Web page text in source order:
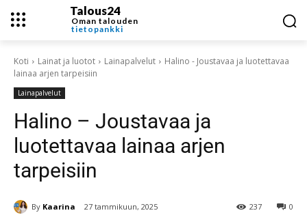
Talous24
Oman talouden
tietopankki
Koti Lainat ja luotot Lainapalvelut
Halino - Joustavaa ja luotettavaa
lainaa arjen tarpeisiin
Lainapalvelut
Halino – Joustavaa ja
luotettavaa lainaa arjen
tarpeisiin
By Kaarina 27 tammikuun, 2025 0
237